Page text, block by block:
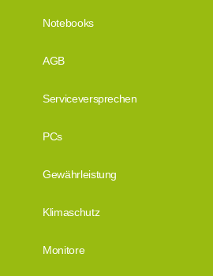
Notebooks
AGB
Serviceversprechen
PCs
Gewährleistung
Klimaschutz
Monitore